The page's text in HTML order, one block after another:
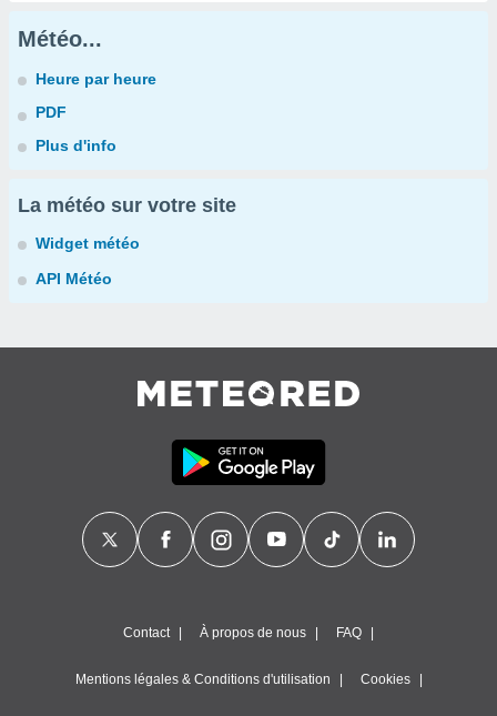
Météo...
Heure par heure
PDF
Plus d'info
La météo sur votre site
Widget météo
API Météo
Contact À propos de nous FAQ
Mentions légales & Conditions d'utilisation Cookies